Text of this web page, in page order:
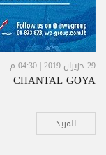
29 حزيران 2019 | 04:30 م
CHANTAL GOYA
المزيد